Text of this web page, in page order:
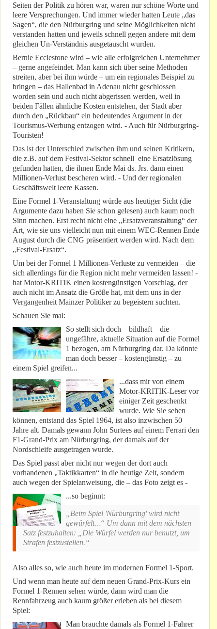
Seiten der Politik zu hören war, waren nur schöne Worte und
leere Versprechungen. Und immer wieder hatten Leute „das
Sagen“, die den Nürburgring und seine Möglichkeiten nicht
verstanden hatten und jeweils schnell gegen andere mit dem
gleichen Un-Verständnis ausgetauscht wurden.
Bernie Ecclestone wird – wie alle erfolgreichen Unternehmer
– gerne angefeindet. Man kann sich über seine Methoden
streiten, aber bei ihm würde – um ein regionales Beispiel zu
bringen – das Hallenbad in Adenau nicht geschlossen
worden sein und auch nicht abgerissen werden, weil in
beiden Fällen ähnliche Kosten entstehen, der Stadt aber
durch den „Rückbau“ ein bedeutendes Argument in der
Tourismus-Werbung entzogen wird. - Auch für Nürburgring-
Touristen!
Das ist der Unterschied zwischen ihm und seinen Kritikern,
die z.B. auf dem Festival-Sektor schnell eine Ersatzlösung
gefunden hatten, die ihnen Ende Mai ds. Jrs. dann einen
Millionen-Verlust bescheren wird. - Und der regionalen
Geschäftswelt leere Kassen.
Eine Formel 1-Veranstaltung würde aus heutiger Sicht (die
Argumente dazu haben Sie schon gelesen) auch kaum noch
Sinn machen. Erst recht nicht eine „Ersatzveranstaltung“ der
Art, wie sie uns vielleicht nun mit einem WEC-Rennen Ende
August durch die CNG präsentiert werden wird. Nach dem
„Festival-Ersatz“.
Um bei der Formel 1 Millionen-Verluste zu vermeiden – die
sich allerdings für die Region nicht mehr vermeiden lassen! -
hat Motor-KRITIK einen kostengünstigen Vorschlag, der
auch nicht im Ansatz die Größe hat, mit dem uns in der
Vergangenheit Mainzer Politiker zu begeistern suchten.
Schauen Sie mal:
So stellt sich doch – bildhaft – die
ungefähre, aktuelle Situation auf die Formel
1 bezogen, am Nürburgring dar. Da könnte
man doch besser – kostengünstig – zu
einem Spiel greifen...
...dass mir von einem
Motor-KRITIK-Leser vor
einiger Zeit geschenkt
wurde. Wie Sie sehen
können, entstand das Spiel 1964, ist also inzwischen 50
Jahre alt. Damals gewann John Surtees auf einem Ferrari den
F1-Grand-Prix am Nürburgring, der damals auf der
Nordschleife ausgetragen wurde.
Das Spiel passt aber nicht nur wegen der dort auch
vorhandenen „Taktikkarten“ in die heutige Zeit, sondern
auch wegen der Spielanweisung, die – das Foto zeigt es -
...so beginnt:
„Beim Spiel 'Nürburgring' wird nicht
gewürfelt...“ Um dann mit dem nächsten
Satz festzuhalten: „Die Würfel werden nur benutzt, um
Strafen festzustellen.“
Also alles so, wie auch heute im modernen Formel 1-Sport.
Und wenn man heute auf dem neuen Grand-Prix-Kurs ein
Formel 1-Rennen sehen würde, dann wird man die
Rennfahrzeug auch kaum größer erleben als bei diesem
Spiel:
Man brauchte damals als Formel 1-Fahrer